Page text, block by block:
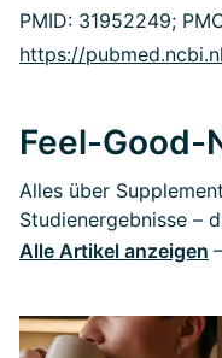
PMID: 31952249;
https://
Feel-Good-
Alles über
Studienergebnisse –
Alle Artikel anzeigen